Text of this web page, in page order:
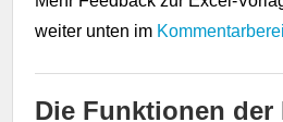
weiter unten im
Die Funktionen der